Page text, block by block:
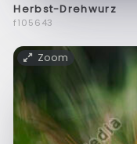
Herbst-Drehwurz
f105643
Zoom